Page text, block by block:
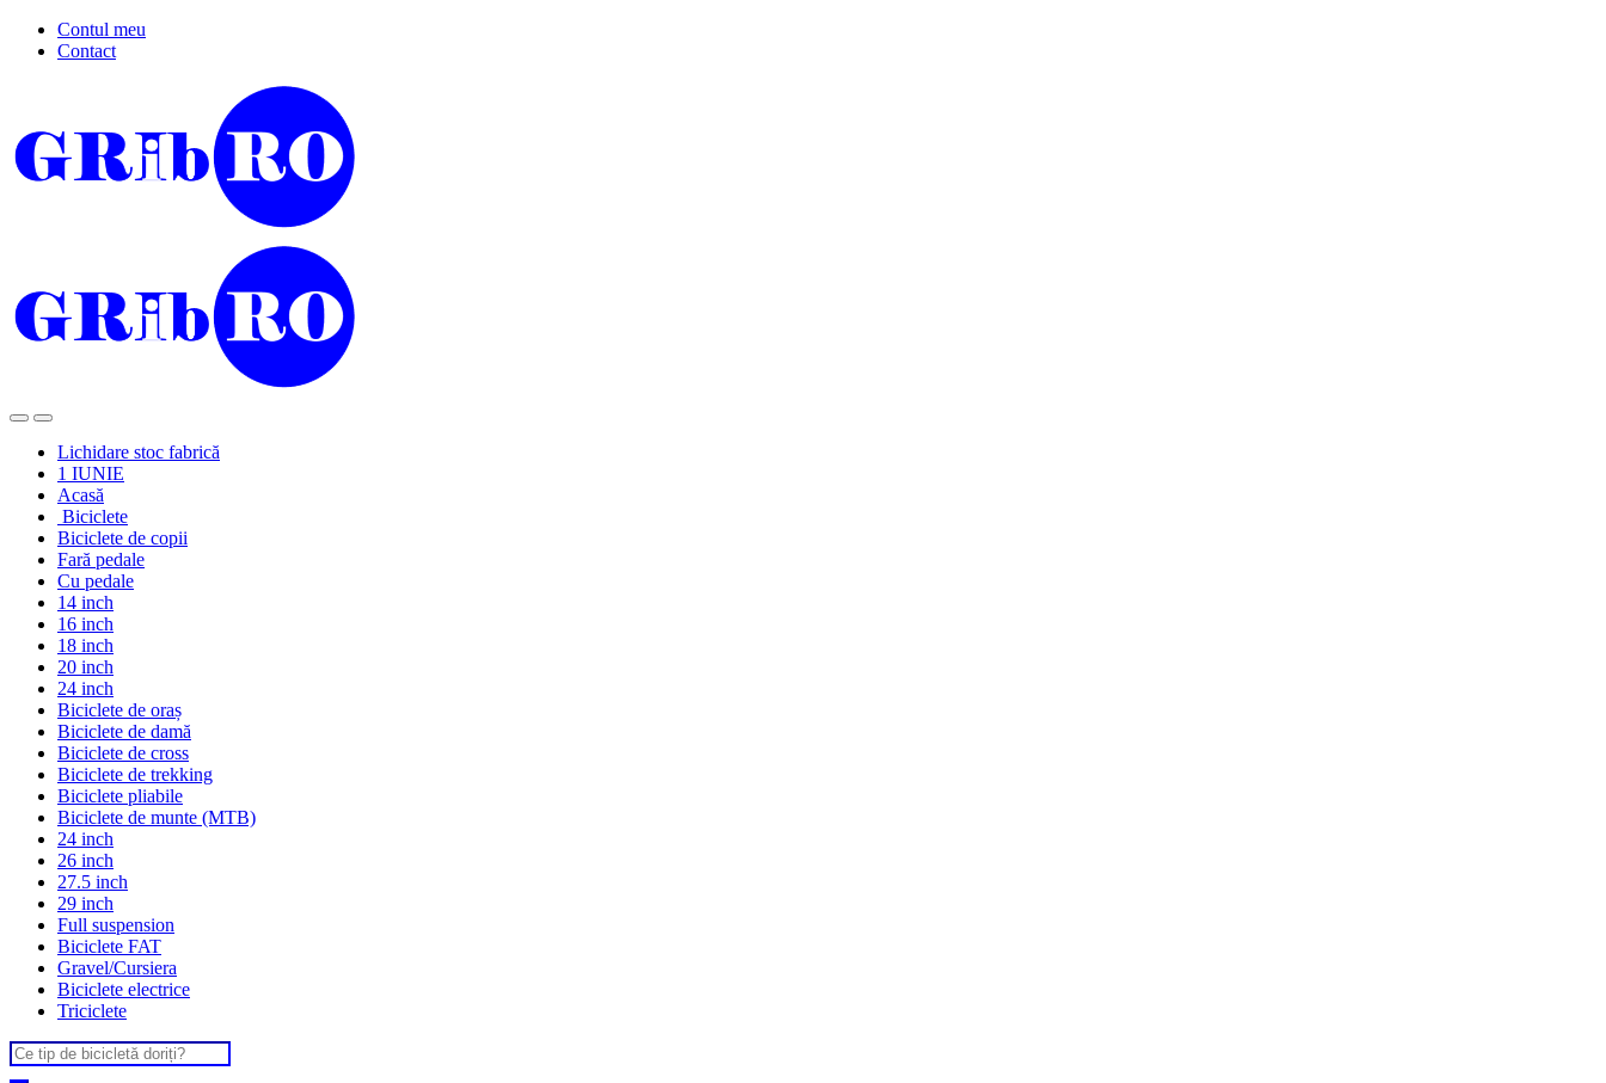
Skip
Skip
Contul meu
Contact
Lichidare stoc fabrică
1 IUNIE
Acasă
Biciclete
Biciclete de copii
Fară pedale
Cu pedale
14 inch
16 inch
18 inch
20 inch
24 inch
Biciclete de oraș
Biciclete de damă
Biciclete de cross
Biciclete de trekking
Biciclete pliabile
Biciclete de munte (MTB)
24 inch
26 inch
27.5 inch
29 inch
Full suspension
Biciclete FAT
Gravel/Cursiera
Biciclete electrice
Triciclete
Search
for: